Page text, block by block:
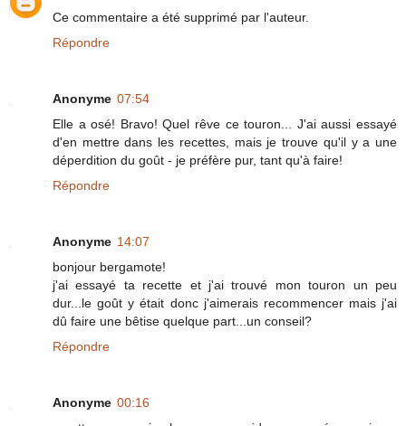
Ce commentaire a été supprimé par l'auteur.
Répondre
Anonyme 07:54
Elle a osé! Bravo! Quel rêve ce touron... J'ai aussi essayé
d'en mettre dans les recettes, mais je trouve qu'il y a une
déperdition du goût - je préfère pur, tant qu'à faire!
Répondre
Anonyme 14:07
bonjour bergamote!
j'ai essayé ta recette et j'ai trouvé mon touron un peu
dur...le goût y était donc j'aimerais recommencer mais j'ai
dû faire une bêtise quelque part...un conseil?
Répondre
Anonyme 00:16